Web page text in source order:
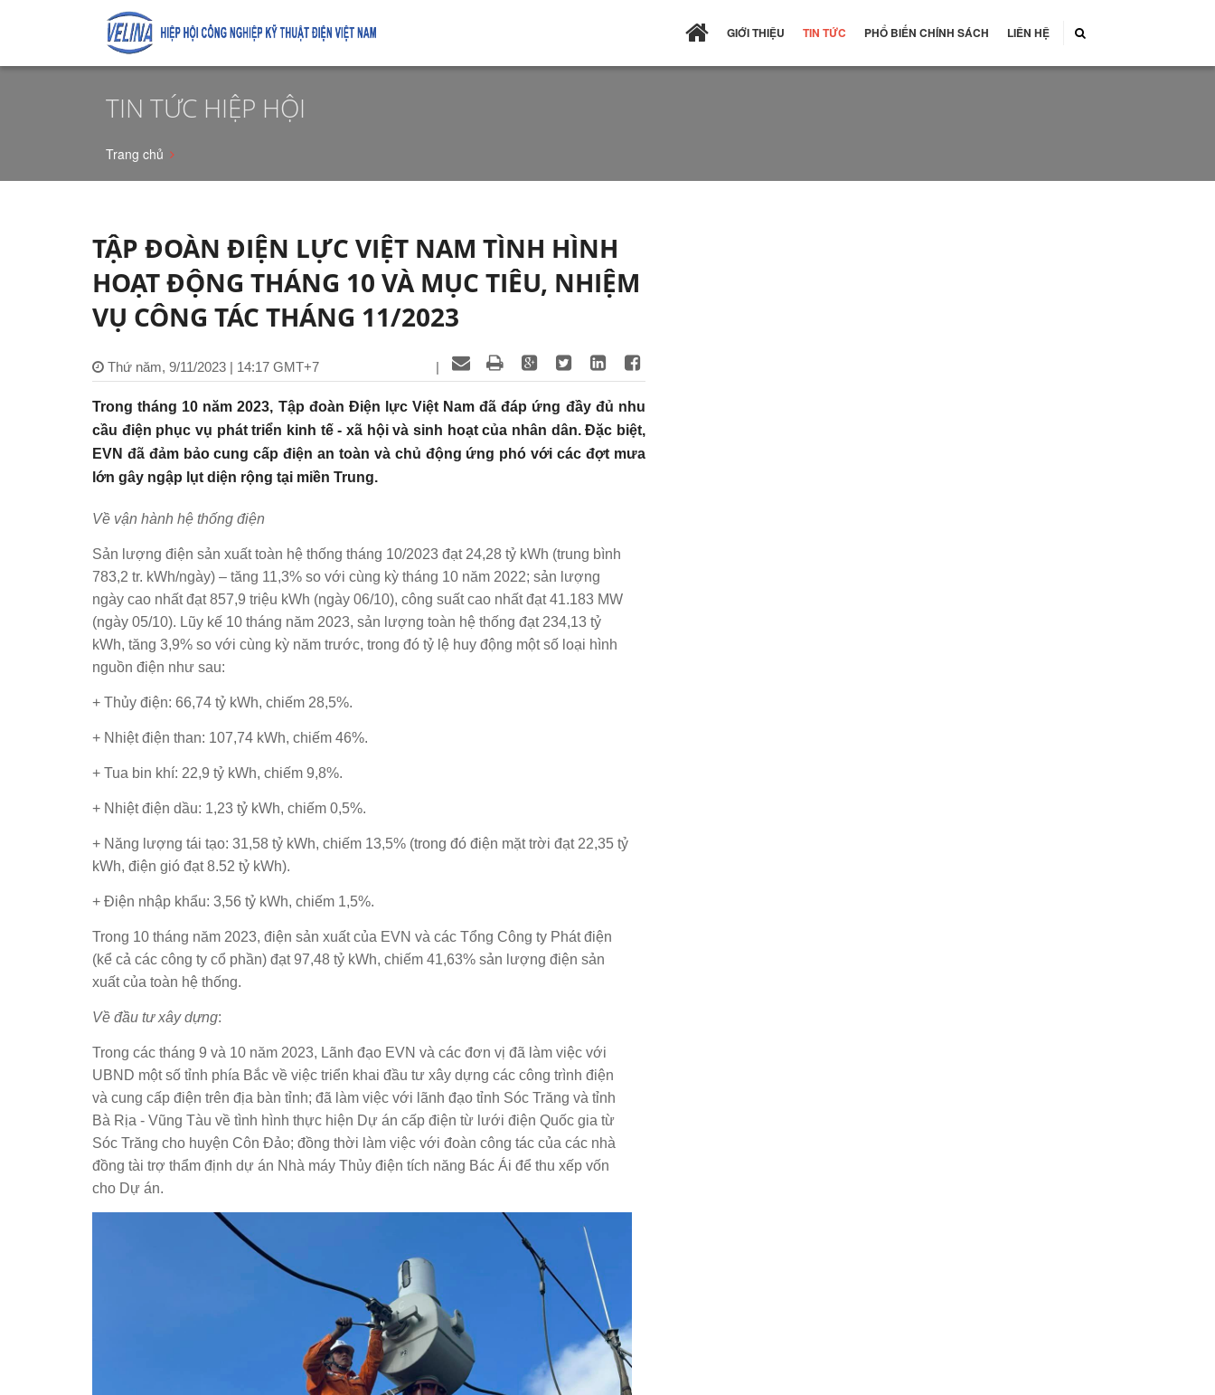
GIỚI THIỆU TIN TỨC PHỔ BIẾN CHÍNH SÁCH LIÊN HỆ
TIN TỨC HIỆP HỘI
Trang chủ
TẬP ĐOÀN ĐIỆN LỰC VIỆT NAM TÌNH HÌNH
HOẠT ĐỘNG THÁNG 10 VÀ MỤC TIÊU, NHIỆM
VỤ CÔNG TÁC THÁNG 11/2023
Thứ năm, 9/11/2023 | 14:17 GMT+7 |
Trong tháng 10 năm 2023, Tập đoàn Điện lực Việt Nam đã đáp ứng đầy đủ nhu
cầu điện phục vụ phát triển kinh tế - xã hội và sinh hoạt của nhân dân. Đặc biệt,
EVN đã đảm bảo cung cấp điện an toàn và chủ động ứng phó với các đợt mưa
lớn gây ngập lụt diện rộng tại miền Trung.
Về vận hành hệ thống điện
Sản lượng điện sản xuất toàn hệ thống tháng 10/2023 đạt 24,28 tỷ kWh (trung bình
783,2 tr. kWh/ngày) – tăng 11,3% so với cùng kỳ tháng 10 năm 2022; sản lượng
ngày cao nhất đạt 857,9 triệu kWh (ngày 06/10), công suất cao nhất đạt 41.183 MW
(ngày 05/10). Lũy kế 10 tháng năm 2023, sản lượng toàn hệ thống đạt 234,13 tỷ
kWh, tăng 3,9% so với cùng kỳ năm trước, trong đó tỷ lệ huy động một số loại hình
nguồn điện như sau:
+ Thủy điện: 66,74 tỷ kWh, chiếm 28,5%.
+ Nhiệt điện than: 107,74 kWh, chiếm 46%.
+ Tua bin khí: 22,9 tỷ kWh, chiếm 9,8%.
+ Nhiệt điện dầu: 1,23 tỷ kWh, chiếm 0,5%.
+ Năng lượng tái tạo: 31,58 tỷ kWh, chiếm 13,5% (trong đó điện mặt trời đạt 22,35 tỷ
kWh, điện gió đạt 8.52 tỷ kWh).
+ Điện nhập khẩu: 3,56 tỷ kWh, chiếm 1,5%.
Trong 10 tháng năm 2023, điện sản xuất của EVN và các Tổng Công ty Phát điện
(kể cả các công ty cổ phần) đạt 97,48 tỷ kWh, chiếm 41,63% sản lượng điện sản
xuất của toàn hệ thống.
Về đầu tư xây dựng:
Trong các tháng 9 và 10 năm 2023, Lãnh đạo EVN và các đơn vị đã làm việc với
UBND một số tỉnh phía Bắc về việc triển khai đầu tư xây dựng các công trình điện
và cung cấp điện trên địa bàn tỉnh; đã làm việc với lãnh đạo tỉnh Sóc Trăng và tỉnh
Bà Rịa - Vũng Tàu về tình hình thực hiện Dự án cấp điện từ lưới điện Quốc gia từ
Sóc Trăng cho huyện Côn Đảo; đồng thời làm việc với đoàn công tác của các nhà
đồng tài trợ thẩm định dự án Nhà máy Thủy điện tích năng Bác Ái để thu xếp vốn
cho Dự án.